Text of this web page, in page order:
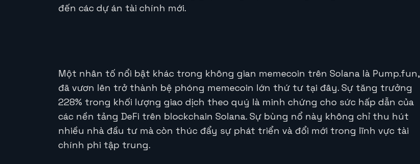
đến các dự án tài chính mới.
Một nhân tố nổi bật khác trong không gian memecoin trên Solana là Pump.fun,
đã vươn lên trở thành bệ phóng memecoin lớn thứ tư tại đây. Sự tăng trưởng
228% trong khối lượng giao dịch theo quý là minh chứng cho sức hấp dẫn của
các nền tảng DeFi trên blockchain Solana. Sự bùng nổ này không chỉ thu hút
nhiều nhà đầu tư mà còn thúc đẩy sự phát triển và đổi mới trong lĩnh vực tài
chính phi tập trung.